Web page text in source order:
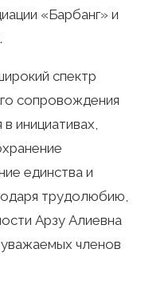
«Барбанг» и
спектр
сопровождения
инициативах,
единства и
трудолюбию,
Арзу Алиевна
членов